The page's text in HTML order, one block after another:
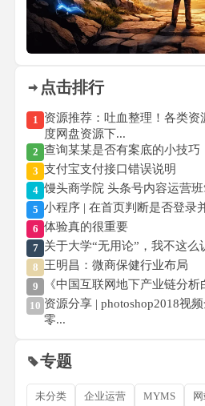
点击排行
1 资源推荐：吐血整理！各类
度网盘资源下...
2 查询某某是否有案底的小技巧
3 支付宝支付接口错误说明
4 馒头商学院 头条号内容运营班
5 小程序 | 在首页判断是否登录
6 体验真的很重要
7 关于大学“无用论”，我不这么
8 王明昌：微商保健行业布局
9 《中国互联网地下产业链分
10 资源分享 | photoshop2018视
零...
专题
未分类 企业运营 MYMS